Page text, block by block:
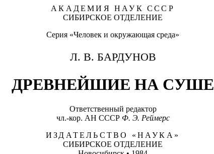
АКАДЕМИЯ НАУК СССР
СИБИРСКОЕ ОТДЕЛЕНИЕ
Серия «Человек и окружающая среда»
Л. В. БАРДУНОВ
ДРЕВНЕЙШИЕ НА СУШЕ
Ответственный редактор
чл.-кор. АН СССР Ф. Э. Реймерс
ИЗДАТЕЛЬСТВО «НАУКА»
СИБИРСКОЕ ОТДЕЛЕНИЕ